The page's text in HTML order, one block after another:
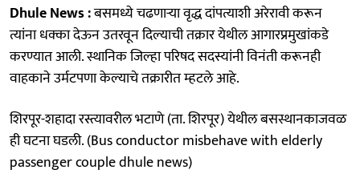
Dhule News :बसमध्ये चढणाऱ्या वृद्ध दांपत्याशी अरेरावी करून
त्यांना धक्का देऊन उतरवून दिल्याची तक्रार येथील आगारप्रमुखांकडे
करण्यात आली. स्थानिक जिल्हा परिषद सदस्यांनी विनंती करूनही
वाहकाने उर्मटपणा केल्याचे तक्रारीत म्हटले आहे.
शिरपूर-शहादा रस्त्यावरील भटाणे (ता. शिरपूर) येथील बसस्थानकाजवळ
ही घटना घडली. (Bus conductor misbehave with elderly
passenger couple dhule news)